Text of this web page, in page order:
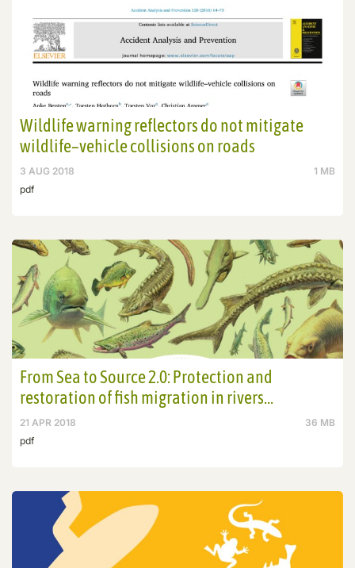
Wildlife warning reflectors do not mitigate
wildlife–vehicle collisions on roads
3 AUG 2018
1 MB
pdf
From Sea to Source 2.0: Protection and
restoration of fish migration in rivers
worldwide
21 APR 2018
36 MB
pdf